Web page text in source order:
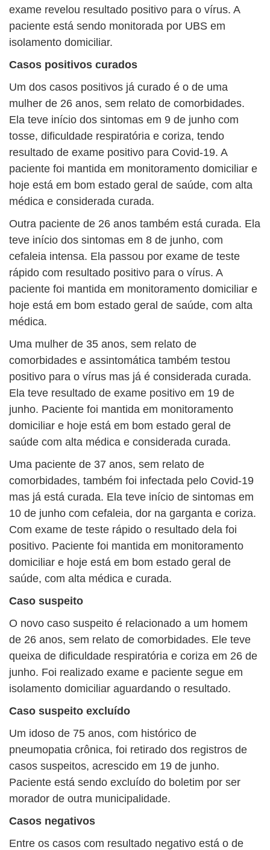
exame revelou resultado positivo para o vírus. A
paciente está sendo monitorada por UBS em
isolamento domiciliar.
Casos positivos curados
Um dos casos positivos já curado é o de uma
mulher de 26 anos, sem relato de comorbidades.
Ela teve início dos sintomas em 9 de junho com
tosse, dificuldade respiratória e coriza, tendo
resultado de exame positivo para Covid-19. A
paciente foi mantida em monitoramento domiciliar e
hoje está em bom estado geral de saúde, com alta
médica e considerada curada.
Outra paciente de 26 anos também está curada. Ela
teve início dos sintomas em 8 de junho, com
cefaleia intensa. Ela passou por exame de teste
rápido com resultado positivo para o vírus. A
paciente foi mantida em monitoramento domiciliar e
hoje está em bom estado geral de saúde, com alta
médica.
Uma mulher de 35 anos, sem relato de
comorbidades e assintomática também testou
positivo para o vírus mas já é considerada curada.
Ela teve resultado de exame positivo em 19 de
junho. Paciente foi mantida em monitoramento
domiciliar e hoje está em bom estado geral de
saúde com alta médica e considerada curada.
Uma paciente de 37 anos, sem relato de
comorbidades, também foi infectada pelo Covid-19
mas já está curada. Ela teve início de sintomas em
10 de junho com cefaleia, dor na garganta e coriza.
Com exame de teste rápido o resultado dela foi
positivo. Paciente foi mantida em monitoramento
domiciliar e hoje está em bom estado geral de
saúde, com alta médica e curada.
Caso suspeito
O novo caso suspeito é relacionado a um homem
de 26 anos, sem relato de comorbidades. Ele teve
queixa de dificuldade respiratória e coriza em 26 de
junho. Foi realizado exame e paciente segue em
isolamento domiciliar aguardando o resultado.
Caso suspeito excluído
Um idoso de 75 anos, com histórico de
pneumopatia crônica, foi retirado dos registros de
casos suspeitos, acrescido em 19 de junho.
Paciente está sendo excluído do boletim por ser
morador de outra municipalidade.
Casos negativos
Entre os casos com resultado negativo está o de